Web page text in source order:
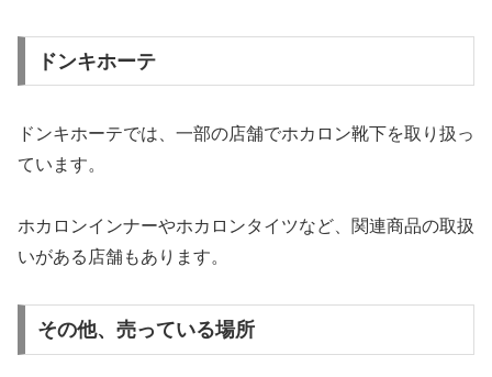
ドンキホーテ
ドンキホーテでは、一部の店舗でホカロン靴下を取り扱っ
ています。
ホカロンインナーやホカロンタイツなど、関連商品の取扱
いがある店舗もあります。
その他、売っている場所